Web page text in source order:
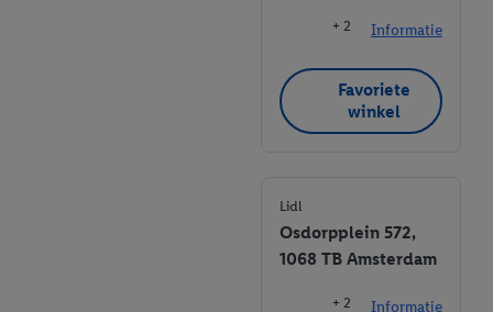
+ 2 Informatie
Favoriete
winkel
Lidl
Osdorpplein 572,
1068 TB Amsterdam
+ 2 Informatie